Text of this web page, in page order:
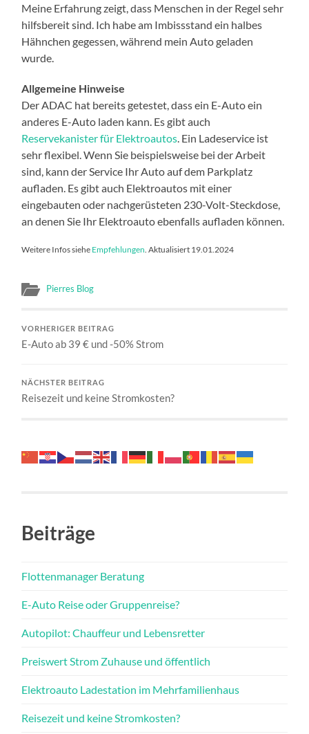
Meine Erfahrung zeigt, dass Menschen in der Regel sehr
hilfsbereit sind. Ich habe am Imbissstand ein halbes
Hähnchen gegessen, während mein Auto geladen
wurde.
Allgemeine Hinweise
Der ADAC hat bereits getestet, dass ein E-Auto ein
anderes E-Auto laden kann. Es gibt auch
Reservekanister für Elektroautos . Ein Ladeservice ist
sehr flexibel. Wenn Sie beispielsweise bei der Arbeit
sind, kann der Service Ihr Auto auf dem Parkplatz
aufladen. Es gibt auch Elektroautos mit einer
eingebauten oder nachgerüsteten 230-Volt-Steckdose,
an denen Sie Ihr Elektroauto ebenfalls aufladen können.
Weitere Infos siehe Empfehlungen . Aktualisiert 19.01.2024
Pierres Blog
VORHERIGER BEITRAG
E-Auto ab 39 € und -50% Strom
NÄCHSTER BEITRAG
Reisezeit und keine Stromkosten?
Beiträge
Flottenmanager Beratung
E-Auto Reise oder Gruppenreise?
Autopilot: Chauffeur und Lebensretter
Preiswert Strom Zuhause und öffentlich
Elektroauto Ladestation im Mehrfamilienhaus
Reisezeit und keine Stromkosten?